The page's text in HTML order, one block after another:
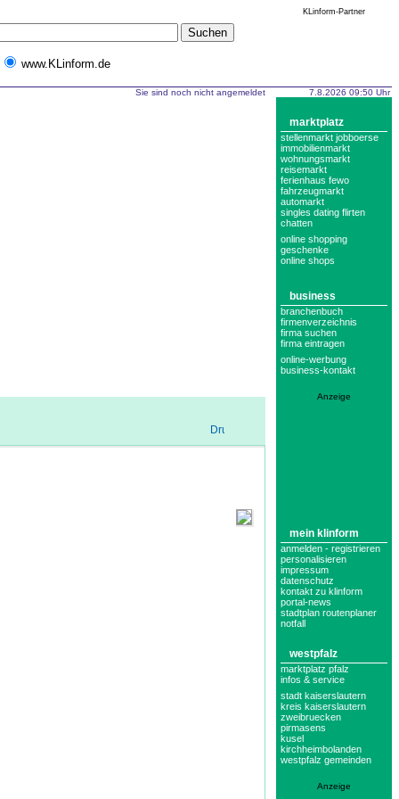
KLinform-Partner
www.KLinform.de
Sie sind noch nicht angemeldet 7.8.2026 09:50 Uhr
marktplatz
stellenmarkt jobboerse
immobilienmarkt
wohnungsmarkt
reisemarkt
ferienhaus fewo
fahrzeugmarkt
automarkt
singles dating flirten
chatten
online shopping
geschenke
online shops
business
branchenbuch
firmenverzeichnis
firma suchen
firma eintragen
online-werbung
business-kontakt
Anzeige
mein klinform
anmelden - registrieren
personalisieren
impressum
datenschutz
kontakt zu klinform
portal-news
stadtplan routenplaner
notfall
westpfalz
marktplatz pfalz
infos & service
stadt kaiserslautern
kreis kaiserslautern
zweibruecken
pirmasens
kusel
kirchheimbolanden
westpfalz gemeinden
Anzeige